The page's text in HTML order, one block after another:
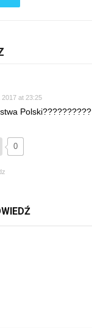
2017 at 23:25
Polski??????????
0